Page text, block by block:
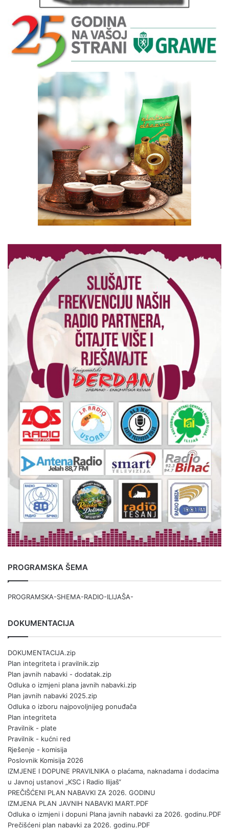
PROGRAMSKA ŠEMA
PROGRAMSKA-SHEMA-RADIO-ILIJAŠA-
DOKUMENTACIJA
DOKUMENTACIJA.zip
Plan integriteta i pravilnik.zip
Plan javnih nabavki - dodatak.zip
Odluka o izmjeni plana javnih nabavki.zip
Plan javnih nabavki 2025.zip
Odluka o izboru najpovoljnijeg ponuđača
Plan integriteta
Pravilnik - plate
Pravilnik - kućni red
Rješenje - komisija
Poslovnik Komisija 2026
IZMJENE I DOPUNE PRAVILNIKA o plaćama, naknadama i dodacima
u Javnoj ustanovi „KSC i Radio Ilijaš“
PREČIŠĆENI PLAN NABAVKI ZA 2026. GODINU
IZMJENA PLAN JAVNIH NABAVKI MART.PDF
Odluka o izmjeni i dopuni Plana javnih nabavki za 2026. godinu.PDF
Prečišćeni plan nabavki za 2026. godinu.PDF